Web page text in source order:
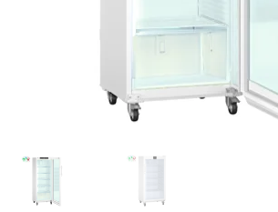
Prelucrarea datelor cu caracter personal